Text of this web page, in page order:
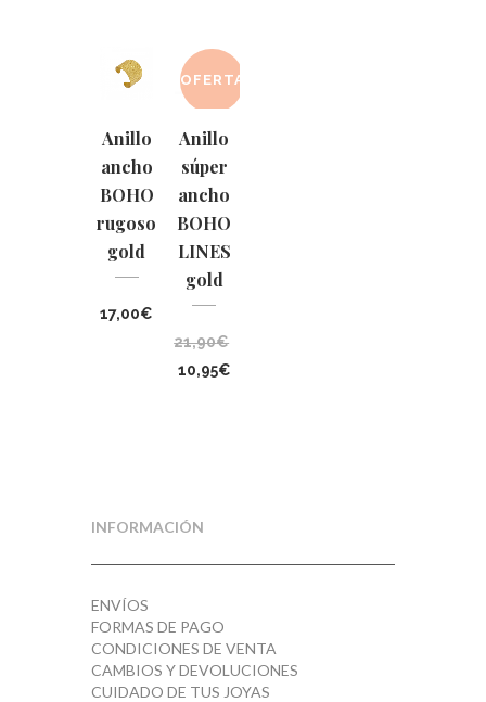
Anillo
ancho
BOHO
rugoso
gold
17,00€
OFERTA
Anillo
súper
ancho
BOHO
LINES
gold
21,90€
El
10,95€El
INFORMACIÓN
ENVÍOS
FORMAS DE PAGO
CONDICIONES DE VENTA
CAMBIOS Y DEVOLUCIONES
CUIDADO DE TUS JOYAS